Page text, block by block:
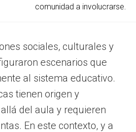
comunidad a involucrarse.
sociales, culturales y
escenarios que
al sistema educativo.
tienen origen y
del aula y requieren
En este contexto, y a